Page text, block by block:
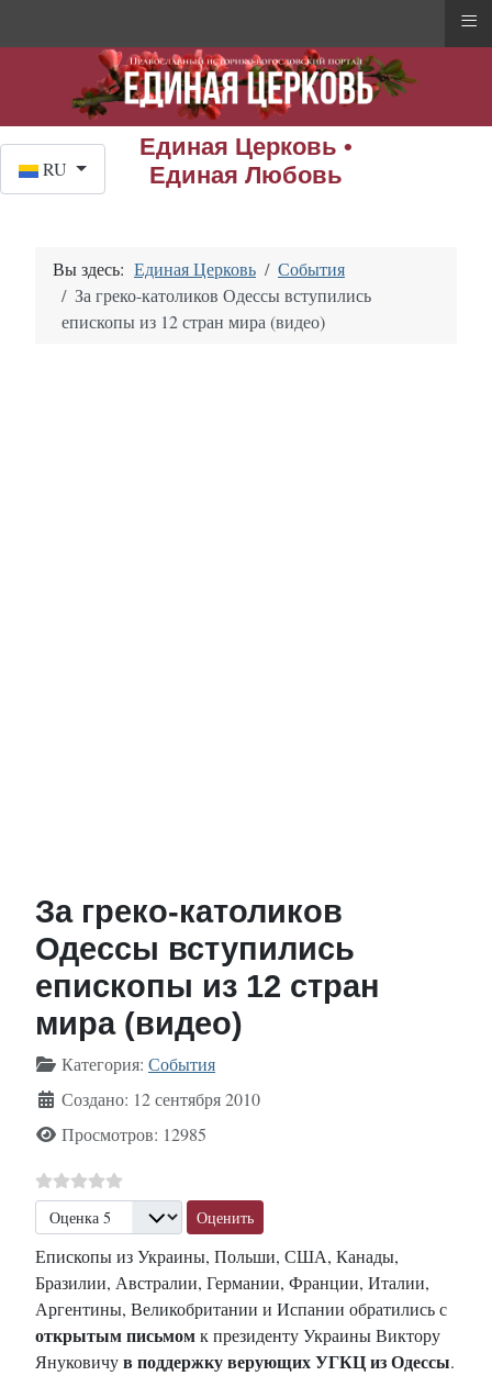
Единая Церковь •
Единая Любовь
RU
Вы здесь: Единая Церковь
События
За греко-католиков Одессы вступились
епископы из 12 стран мира (видео)
За греко-католиков
Одессы вступились
епископы из 12 стран
мира (видео)
Информация о материале
Категория: События
Создано: 12 сентября 2010
Просмотров: 12985
Пожалуйста, оцените
Епископы из Украины, Польши, США, Канады,
Бразилии, Австралии, Германии, Франции, Италии,
Аргентины, Великобритании и Испании обратились с
открытым письмомк президенту Украины Виктору
Януковичув поддержку верующих УГКЦ из Одессы.
≡